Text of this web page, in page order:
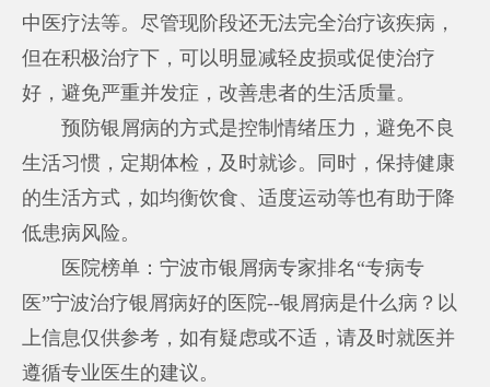
中医疗法等。尽管现阶段还无法完全治疗该疾病，
但在积极治疗下，可以明显减轻皮损或促使治疗
好，避免严重并发症，改善患者的生活质量。
预防银屑病的方式是控制情绪压力，避免不良
生活习惯，定期体检，及时就诊。同时，保持健康
的生活方式，如均衡饮食、适度运动等也有助于降
低患病风险。
医院榜单：宁波市银屑病专家排名“专病专
医”宁波治疗银屑病好的医院--银屑病是什么病？以
上信息仅供参考，如有疑虑或不适，请及时就医并
遵循专业医生的建议。